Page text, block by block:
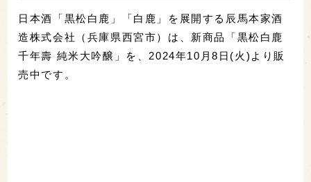
日本酒「黒松白鹿」「白鹿」を展開する辰馬本家酒
造株式会社（兵庫県西宮市）は、新商品「黒松白鹿
千年壽 純米大吟醸」を、2024年10月8日(火)より販
売中です。